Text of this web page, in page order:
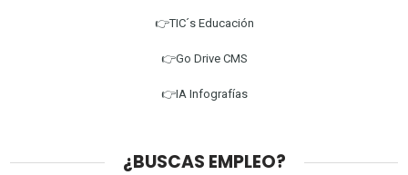
👉TIC´s Educación
👉Go Drive CMS
👉IA Infografías
¿BUSCAS EMPLEO?